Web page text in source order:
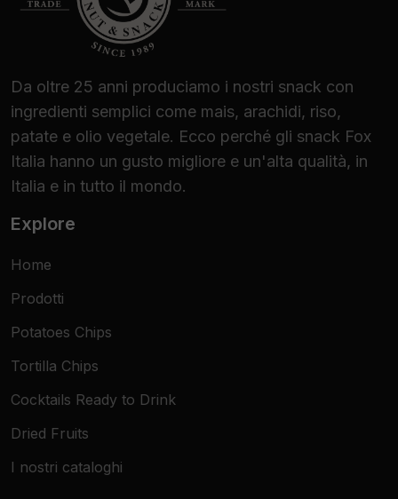
Da oltre 25 anni produciamo i nostri snack con
ingredienti semplici come mais, arachidi, riso,
patate e olio vegetale. Ecco perché gli snack Fox
Italia hanno un gusto migliore e un'alta qualità, in
Italia e in tutto il mondo.
Explore
Home
Prodotti
Potatoes Chips
Tortilla Chips
Cocktails Ready to Drink
Dried Fruits
I nostri cataloghi